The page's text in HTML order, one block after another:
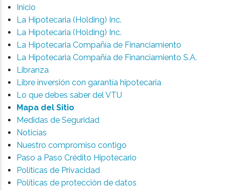
Inicio
La Hipotecaria (Holding) Inc.
La Hipotecaria (Holding) Inc.
La Hipotecaria Compañía de Financiamiento
La Hipotecaria Compañía de Financiamiento S.A.
Libranza
Libre inversión con garantía hipotecaria
Lo que debes saber del VTU
Mapa del Sitio
Medidas de Seguridad
Noticias
Nuestro compromiso contigo
Paso a Paso Crédito Hipotecario
Políticas de Privacidad
Políticas de protección de datos